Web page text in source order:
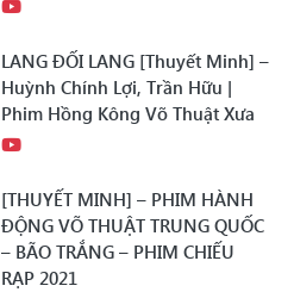
LANG ĐỐI LANG [Thuyết Minh] –
Huỳnh Chính Lợi, Trần Hữu |
Phim Hồng Kông Võ Thuật Xưa
[THUYẾT MINH] – PHIM HÀNH
ĐỘNG VÕ THUẬT TRUNG QUỐC
– BÃO TRẮNG – PHIM CHIẾU
RẠP 2021